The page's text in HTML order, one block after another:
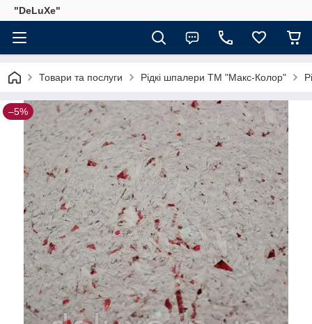
"DeLuХe"
Товари та послуги Рідкі шпалери ТМ "Макс-Колор"
–5%